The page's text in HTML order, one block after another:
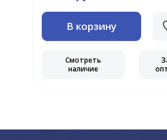
В корзину
Смотреть
наличие